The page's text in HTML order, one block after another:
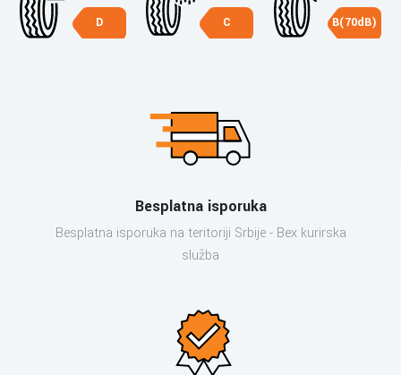
D C B(70dB)
Besplatna isporuka
Besplatna isporuka na teritoriji Srbije - Bex kurirska
služba